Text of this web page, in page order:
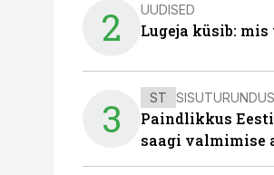
2 UUDISED
Lugeja küsib:
3 ST SISUTURUNDUS
Paindlikkus
saagi valmimise